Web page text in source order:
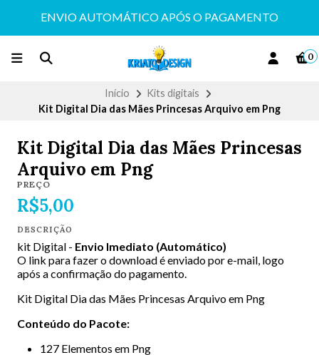
ENVIO AUTOMÁTICO APÓS O PAGAMENTO
0
Início
Kits digitais
Kit Digital Dia das Mães Princesas Arquivo em Png
Kit Digital Dia das Mães Princesas
Arquivo em Png
PREÇO
R$5,00
DESCRIÇÃO
kit Digital - Envio Imediato (Automático)
O link para fazer o download é enviado por e-mail, logo
após a confirmação do pagamento.
Kit Digital Dia das Mães Princesas Arquivo em Png
Conteúdo do Pacote:
127 Elementos em Png